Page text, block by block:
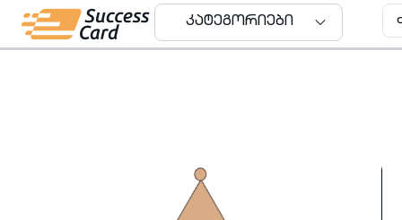
კატეგორიები